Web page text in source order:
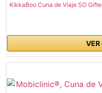
KikkaBoo Cuna de Viaje SO
VER